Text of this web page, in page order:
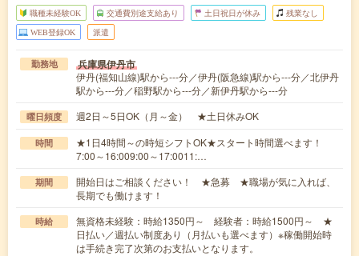
職種未経験OK 交通費別途支給あり 土日祝日が休み 残業なし
WEB登録OK 派遣
勤務地 兵庫県伊丹市
伊丹(福知山線)駅から---分／伊丹(阪急線)駅から---分／北伊丹
駅から---分／稲野駅から---分／新伊丹駅から---分
曜日頻度 週2日～5日OK（月～金） ★土日休みOK
時間
★1日4時間～の時短シフトOK★スタート時間選べます！
7:00～16:009:00～17:0011:…
期間
開始日はご相談ください！ ★急募 ★職場が気に入れば、
長期でも働けます！
時給
無資格未経験：時給1350円～ 経験者：時給1500円～ ★
日払い／週払い制度あり（月払いも選べます）※稼働開始時
は手続き完了次第のお支払いとなります。